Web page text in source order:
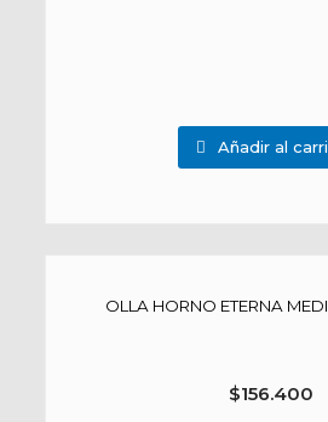
Añadir al
OLLA HORNO ETERNA
$156.400